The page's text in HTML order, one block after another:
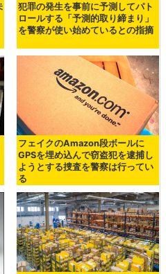
犯罪の発生を事前に予測してパト
ロールする「予測的取り締まり」
を警察が使い始めているとの指摘
フェイクのAmazon段ボールに
GPSを埋め込んで窃盗犯を逮捕し
ようとする捜査を警察は行ってい
る